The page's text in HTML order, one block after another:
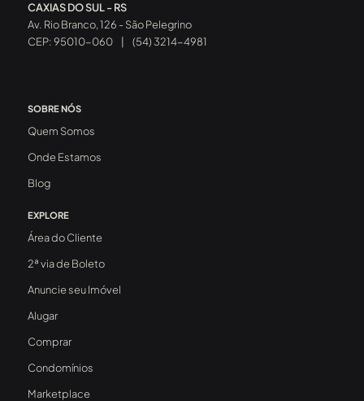
CAXIAS DO SUL - RS
Av. Rio Branco, 126 - São Pelegrino
CEP: 95010-060
(54) 3214-4981
SOBRE NÓS
Quem Somos
Onde Estamos
Blog
EXPLORE
Área do Cliente
2ª via de Boleto
Anuncie seu Imóvel
Alugar
Comprar
Condomínios
Marketplace